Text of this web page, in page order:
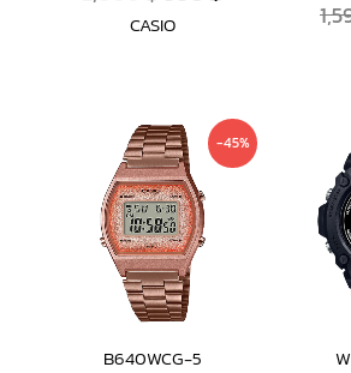
CASIO
-45%
B640WCG-5
Original
price
was:
2,900 ฿.
Current
price